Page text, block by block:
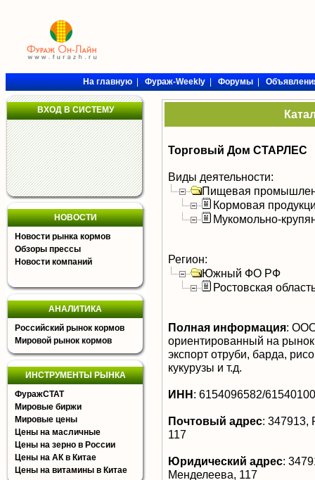
На главную|Фураж-Weekly|Форумы|
ВХОД В СИСТЕМУ
НОВОСТИ
Новости рынка кормов
Обзоры прессы
Новости компаний
АНАЛИТИКА
Российский рынок кормов
Мировой рынок кормов
ИНСТРУМЕНТЫ РЫНКА
ФуражСТАТ
Мировые биржи
Мировые цены
Цены на масличные
Цены на зерно в России
Цены на АК в Китае
Цены на витамины в Китае
Торговый Дом СТАРЛЕС
Виды деятельности:
Пищевая
Кормовая
Мукомольно-
Регион:
Южный ФО РФ
Ростовская
Полная информация:
ориентированный на
экспорт отруби, барда,
кукурузы и т.д.
ИНН: 6154096582/
Почтовый адрес: 347913,
117
Юридический адрес:
Менделеева, 117